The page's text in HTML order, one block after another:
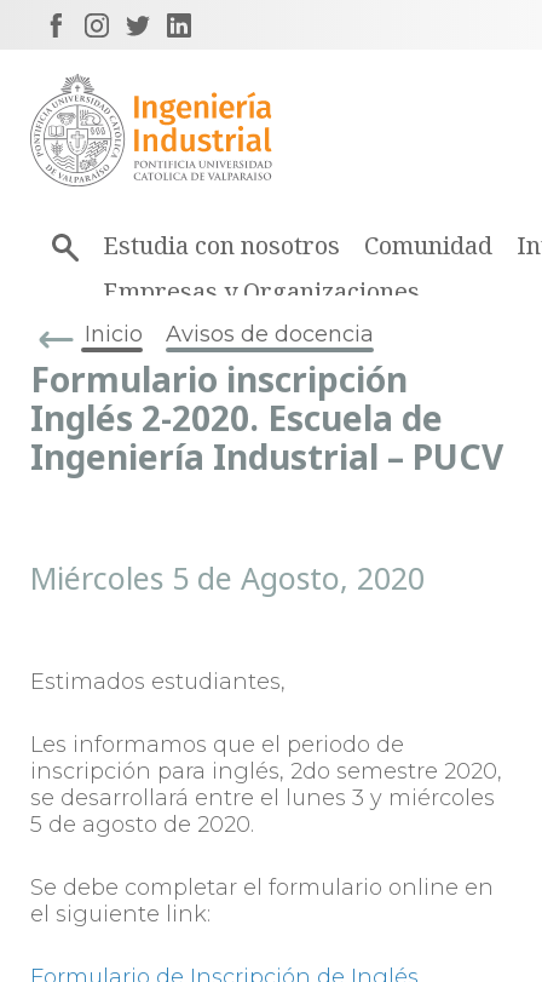
Estudia con nosotros Comunidad
Empresas y Organizaciones
Inicio Avisos de docencia
Formulario inscripción
Inglés 2-2020. Escuela de
Ingeniería Industrial – PUCV
Miércoles 5 de Agosto, 2020
Estimados estudiantes,
Les informamos que el periodo de
inscripción para inglés, 2do semestre 2020,
se desarrollará entre el lunes 3 y miércoles
5 de agosto de 2020.
Se debe completar el formulario online en
el siguiente link: